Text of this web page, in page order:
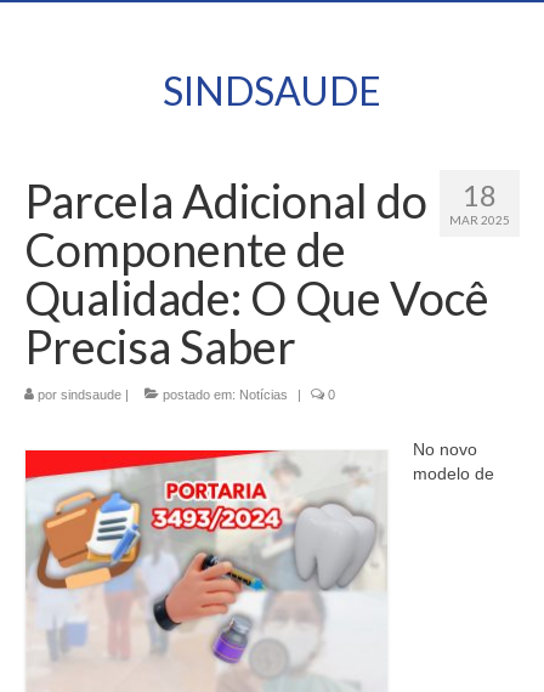
SINDSAUDE
18
MAR 2025
Parcela Adicional do
Componente de
Qualidade: O Que Você
Precisa Saber
por sindsaude | postado em: Notícias | 0
No novo
modelo de